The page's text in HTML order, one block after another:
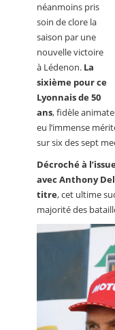
néanmoins pris
soin de clore la
saison par une
nouvelle victoire
à Lédenon. La
sixième pour ce
Lyonnais de 50
ans, fidèle
eu l’immense
sur six des sept
Décroché à
avec Anthony
titre, cet ultime
majorité des